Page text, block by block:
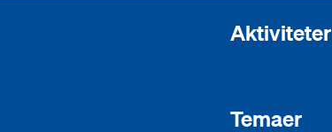
Aktiviteter
Temaer